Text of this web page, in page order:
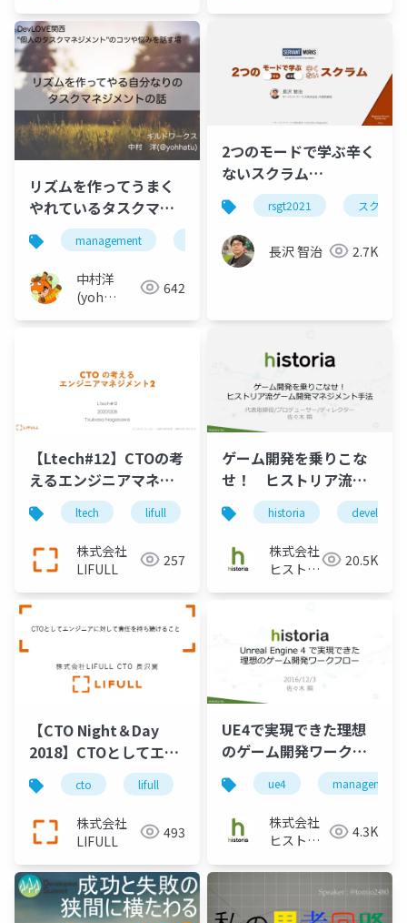
リズムを作ってうまく
やれているタスクマネ
ジメントの話
management devlove
中村洋
(yoh
642
2つのモードで学ぶ辛く
ないスクラム
#RSGT2021
rsgt2021 スクラム
長沢 智治 2.7K
【Ltech#12】CTOの考
えるエンジニアマネジ
メント2ltech lifull cto management
株式会社
LIFULL
257
ゲーム開発を乗りこな
せ！ ヒストリア流ゲ
ーム開発マネジメント
手法
historia
株式会社
ヒストリ
20.5K
【CTO Night＆Day
2018】CTOとしてエン
ジニアに対して責任を
持ち続けること
cto lifull エンジニア マイクロサービス
株式会社
LIFULL
493
UE4で実現できた理想
のゲーム開発ワークフ
ロー
ue4 management
株式会社
ヒストリ
4.3K